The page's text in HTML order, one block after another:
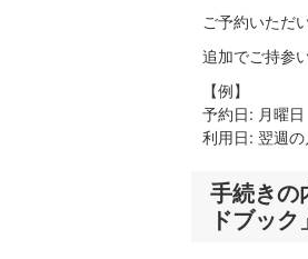
ご予約いただ
追加でご持参
【例】
予約日: 月曜日
利用日: 翌週の
手続きの
ドブック